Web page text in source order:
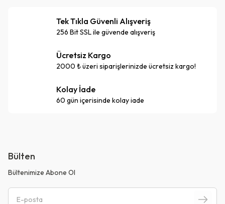
Tek Tıkla Güvenli Alışveriş
256 Bit SSL ile güvende alışveriş
Ücretsiz Kargo
2000 ₺ üzeri siparişlerinizde ücretsiz kargo!
Kolay İade
60 gün içerisinde kolay iade
Bülten
Bültenimize Abone Ol